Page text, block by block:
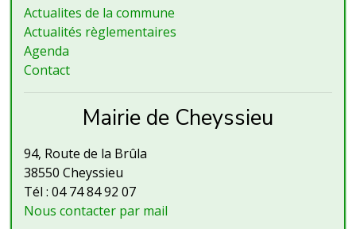
Actualites de la commune
Actualités règlementaires
Agenda
Contact
Mairie de Cheyssieu
94, Route de la Brûla
38550 Cheyssieu
Tél : 04 74 84 92 07
Nous contacter par mail